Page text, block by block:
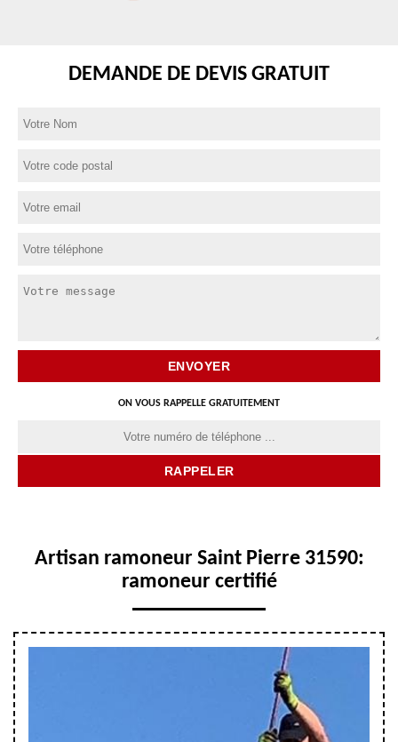
DEMANDE DE DEVIS GRATUIT
ON VOUS RAPPELLE GRATUITEMENT
Artisan ramoneur Saint Pierre 31590:
ramoneur certifié